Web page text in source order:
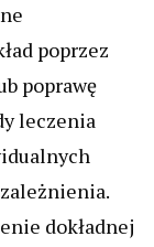
poprzez
poprawę
leczenia
dokładnej